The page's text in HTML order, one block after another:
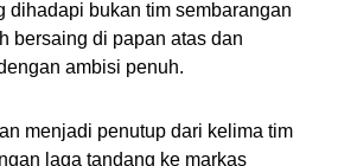
dihadapi bukan tim sembarangan
bersaing di papan atas dan
ambisi penuh.
menjadi penutup dari kelima tim
laga tandang ke markas